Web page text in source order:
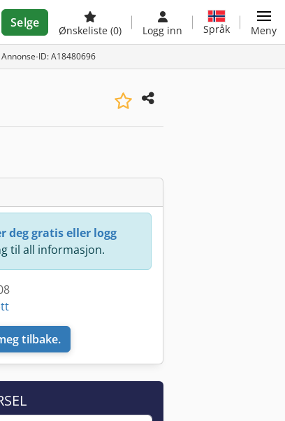
Selge
Ønskeliste (0) Logg inn Språk Meny
Annonse-ID: A18480696
deg gratis eller logg
til all informasjon.
tilbake.